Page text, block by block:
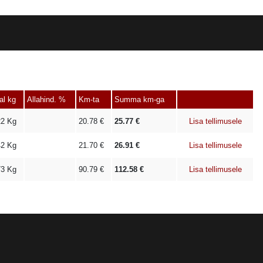
kg Allahind. % Km-ta Summa km-ga
Kg 20.78 € 25.77 € Lisa tellimusele
Kg 21.70 € 26.91 € Lisa tellimusele
Kg 90.79 € 112.58 € Lisa tellimusele